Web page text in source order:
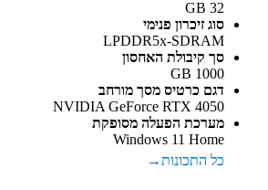
32 GB
סוג זיכרון פנימי
LPDDR5x-SDRAM
סך קיבולת האחסון
1000 GB
דגם כרטיס מסך מורחב
NVIDIA GeForce RTX 4050
מערכת הפעלה מסופקת
Windows 11 Home
כל התכונות